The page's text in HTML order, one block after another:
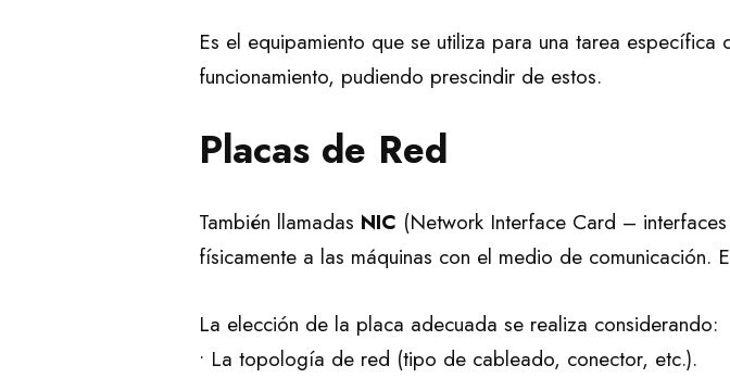
Es el equipamiento que se utiliza para una tarea
funcionamiento, pudiendo prescindir de estos.
Placas de Red
También llamadas NIC (Network Interface Card –
físicamente a las máquinas con el medio de comunicación.
La elección de la placa adecuada se realiza considerando:
• La topología de red (tipo de cableado, conector, etc.).